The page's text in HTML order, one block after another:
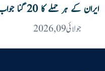
ایران کے ہر حملے کا 20 گنا جواب دیں گے، ٹرمپ
جولائی 09, 2026